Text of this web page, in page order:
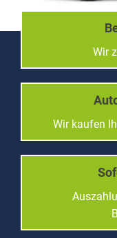
Wir
Wir kaufen